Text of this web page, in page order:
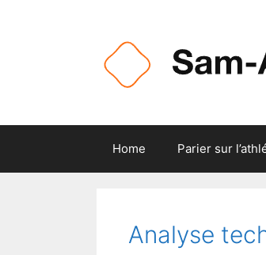
Home Parier sur
Analyse